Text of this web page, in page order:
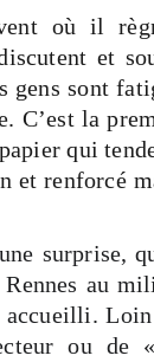
où il
et
sont
C’est la
qui
renforcé
surprise,
au
accueilli.
ou